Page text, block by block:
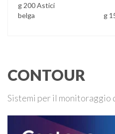
g 200 Astici g
belga g 150
Scalogno g
Porro g
Sedano g
Aglio uno
Timo q.b.
CONTOUR
Sistemi per il monitoraggio